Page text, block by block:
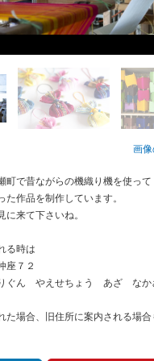
画
町で昔ながらの機織り機を使って
作品を制作しています。
来て下さいね。
る時は
座７２
りぐん やえせちょう あざ な
た場合、旧住所に案内される場合